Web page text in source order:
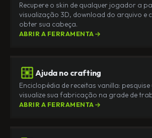
Recupere o skin de qualquer jogador a
visualização 3D, download do arquivo e
obter sua cabeça.
ABRIR A FERRAMENTA
Ajuda no crafting
Enciclopédia de receitas vanilla: pesquise
visualize sua fabricação na grade de
ABRIR A FERRAMENTA